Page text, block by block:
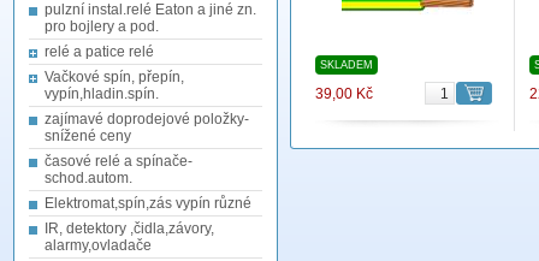
pulzní instal.relé Eaton a jiné zn.
pro bojlery a pod.
relé a patice relé
Vačkové spín, přepín,
vypín,hladin.spín.
zajímavé doprodejové položky-
snížené ceny
časové relé a spínače-
schod.autom.
Elektromat,spín,zás vypín různé
IR, detektory ,čidla,závory,
alarmy,ovladače
SKLADEM
39,00 Kč